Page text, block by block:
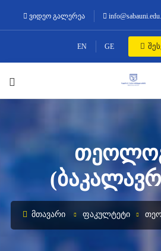
ვიდეო გალერეა
EN GE
ᲛᲗᲐᲕᲐᲠᲘ ᲤᲐᲙᲣᲚᲢᲔᲢᲘ